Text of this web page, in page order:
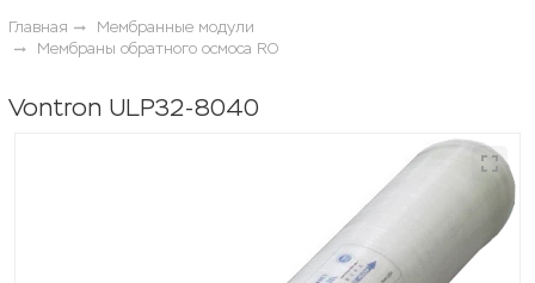
Главная
Мембранные модули
Мембраны обратного осмоса RO
Vontron ULP32-8040